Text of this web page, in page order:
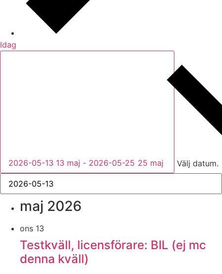
Idag
2026-05-13 13 maj - 2026-05-25 25 maj Välj datum.
maj 2026
ons 13
Testkväll, licensförare: BIL (ej mc
denna kväll)